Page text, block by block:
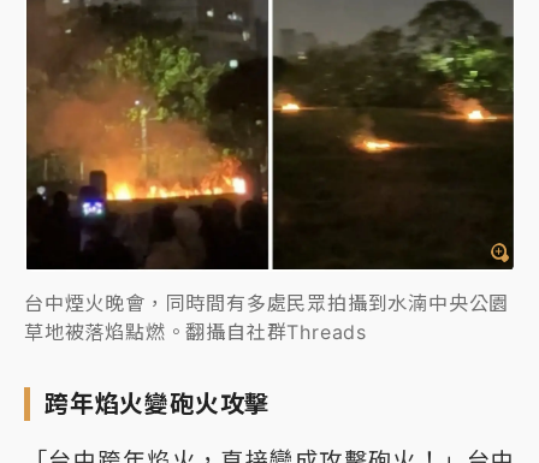
台中煙火晚會，同時間有多處民眾拍攝到水湳中央公園
草地被落焰點燃。翻攝自社群Threads
跨年焰火變砲火攻擊